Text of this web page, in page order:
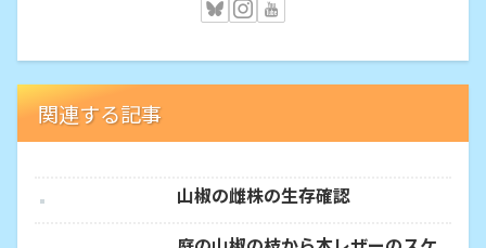
関連する記事
山椒の雌株の生存確認